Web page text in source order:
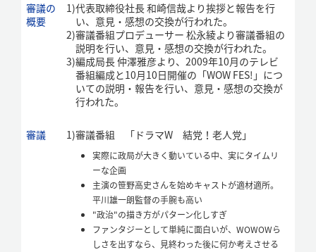
審議の
概要
1)代表取締役社長 和崎信哉より挨拶と報告を行
い、意見・感想の交換が行われた。
2)審議番組プロデューサー 松永綾より審議番組の
説明を行い、意見・感想の交換が行われた。
3)編成局長 仲澤雅彦より、2009年10月のテレビ
番組編成と10月10日開催の「WOW FES!」につ
いての説明・報告を行い、意見・感想の交換が
行われた。
審議 1)審議番組 「ドラマW 結党！老人党」
実際に政局が大きく動いている中、実にタイムリ
ーな企画
主演の笹野高史さんを始めキャストが適材適所。
平川雄一朗監督の手腕も高い
"政治"の描き方がパターン化しすぎ
ファンタジーとして単純に面白いが、WOWOWら
しさを出すなら、見終わった後に何か考えさせる